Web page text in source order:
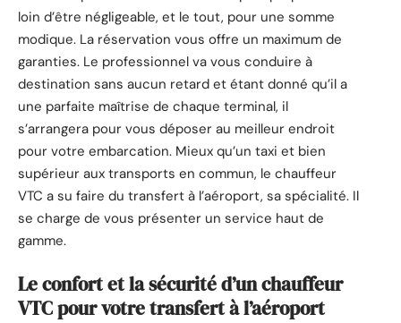
loin d’être négligeable, et le tout, pour une somme
modique. La réservation vous offre un maximum de
garanties. Le professionnel va vous conduire à
destination sans aucun retard et étant donné qu’il a
une parfaite maîtrise de chaque terminal, il
s’arrangera pour vous déposer au meilleur endroit
pour votre embarcation. Mieux qu’un taxi et bien
supérieur aux transports en commun, le chauffeur
VTC a su faire du transfert à l’aéroport, sa spécialité. Il
se charge de vous présenter un service haut de
gamme.
Le confort et la sécurité d’un chauffeur
VTC pour votre transfert à l’aéroport